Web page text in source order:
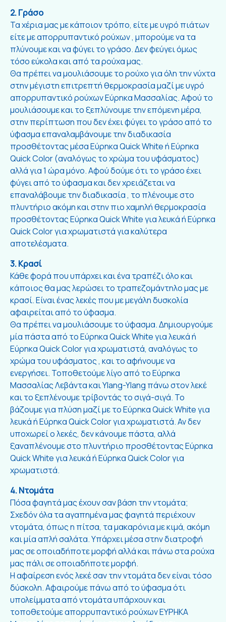
2. Γράσο
Τα χέρια μας με κάποιον τρόπο, είτε με υγρό πιάτων
είτε με απορρυπαντικό ρούχων , μπορούμε να τα
πλύνουμε και να φύγει το γράσο. Δεν φεύγει όμως
τόσο εύκολα και από τα ρούχα μας.
Θα πρέπει να μουλιάσουμε το ρούχο για όλη την νύχτα
στην μέγιστη επιτρεπτή θερμοκρασία μαζί με υγρό
απορρυπαντικό ρούχων Εύρηκα Μασσαλίας. Αφού το
μουλιάσουμε και το ξεπλύνουμε την επόμενη μέρα,
στην περίπτωση που δεν έχει φύγει το γράσο από το
ύφασμα επαναλαμβάνουμε την διαδικασία
προσθέτοντας μέσα Εύρηκα Quick White ή Εύρηκα
Quick Color (αναλόγως το χρώμα του υφάσματος)
αλλά για 1 ώρα μόνο. Αφού δούμε ότι το γράσο έχει
φύγει από το ύφασμα και δεν χρειάζεται να
επαναλάβουμε την διαδικασία , το πλένουμε στο
πλυντήριο ακόμη και στην πιο χαμηλή θερμοκρασία
προσθέτοντας Εύρηκα Quick White για λευκά ή Εύρηκα
Quick Color για χρωματιστά για καλύτερα
αποτελέσματα.
3. Κρασί
Κάθε φορά που υπάρχει και ένα τραπέζι όλο και
κάποιος θα μας λερώσει το τραπεζομάντηλο μας με
κρασί. Είναι ένας λεκές που με μεγάλη δυσκολία
αφαιρείται από το ύφασμα.
Θα πρέπει να μουλιάσουμε το ύφασμα. Δημιουργούμε
μία πάστα από το Εύρηκα Quick White για λευκά ή
Εύρηκα Quick Color για χρωματιστά, αναλόγως το
χρώμα του υφάσματος , και το αφήνουμε να
ενεργήσει. Τοποθετούμε λίγο από το Εύρηκα
Μασσαλίας Λεβάντα και Ylang-Ylang πάνω στον λεκέ
και το ξεπλένουμε τρίβοντάς το σιγά-σιγά. Το
βάζουμε για πλύση μαζί με το Εύρηκα Quick White για
λευκά ή Εύρηκα Quick Color για χρωματιστά. Αν δεν
υποχωρεί ο λεκές, δεν κάνουμε πάστα, αλλά
ξαναπλένουμε στο πλυντήριο προσθέτοντας Εύρηκα
Quick White για λευκά ή Εύρηκα Quick Color για
χρωματιστά.
4. Ντομάτα
Πόσα φαγητά μας έχουν σαν βάση την ντομάτα;
Σχεδόν όλα τα αγαπημένα μας φαγητά περιέχουν
ντομάτα, όπως η πίτσα, τα μακαρόνια με κιμά, ακόμη
και μία απλή σαλάτα. Υπάρχει μέσα στην διατροφή
μας σε οποιαδήποτε μορφή αλλά και πάνω στα ρούχα
μας πάλι σε οποιαδήποτε μορφή.
Η αφαίρεση ενός λεκέ σαν την ντομάτα δεν είναι τόσο
δύσκολη. Αφαιρούμε πάνω από το ύφασμα ότι
υπολείμματα από ντομάτα υπάρχουν και
τοποθετούμε απορρυπαντικό ρούχων ΕΥΡΗΚΑ